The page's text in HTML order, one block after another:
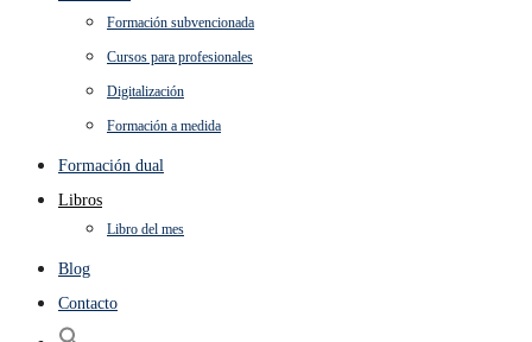
Formación subvencionada
Cursos para profesionales
Digitalización
Formación a medida
Formación dual
Libros
Libro del mes
Blog
Contacto